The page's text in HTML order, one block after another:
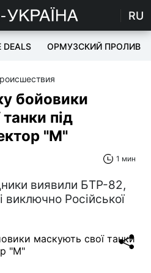
RU
DEALS ОРМУЗСКИЙ ПРОЛИВ
бойовики
під
"М"
1 мин
виявили БТР-82,
виключно Російської